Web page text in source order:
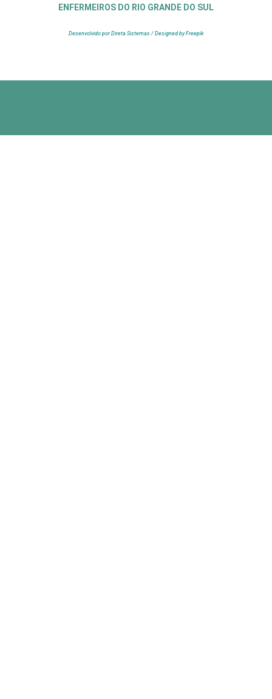
ENFERMEIROS DO RIO GRANDE DO SUL
Desenvolvido por Direta Sistemas / Designed by Freepik